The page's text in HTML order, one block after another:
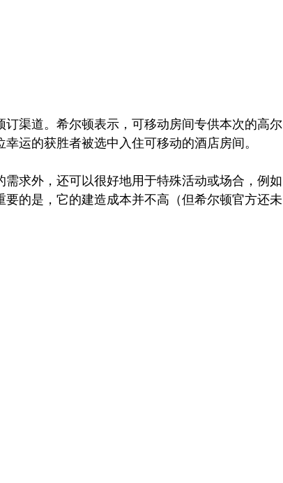
渠道。希尔顿表示，可移动房间专供本次的高尔
运的获胜者被选中入住可移动的酒店房间。
求外，还可以很好地用于特殊活动或场合，例如
的是，它的建造成本并不高（但希尔顿官方还未